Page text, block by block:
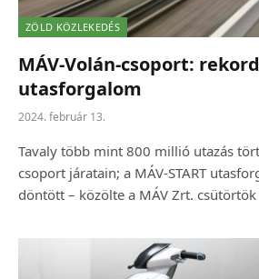
ZÖLD KÖZLEKEDÉS
MÁV-Volán-csoport:
utasforgalom
2024. február 13.
Tavaly több mint 800 millió utazás
csoport járatain; a MÁV-START
döntött – közölte a MÁV Zrt.